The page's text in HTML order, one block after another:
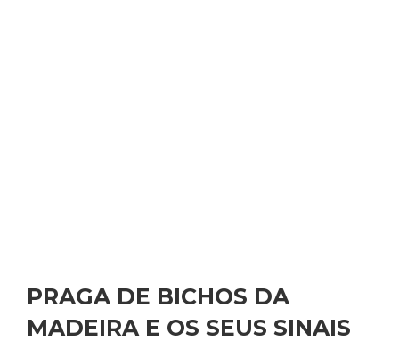
PRAGA DE BICHOS DA
MADEIRA E OS SEUS SINAIS